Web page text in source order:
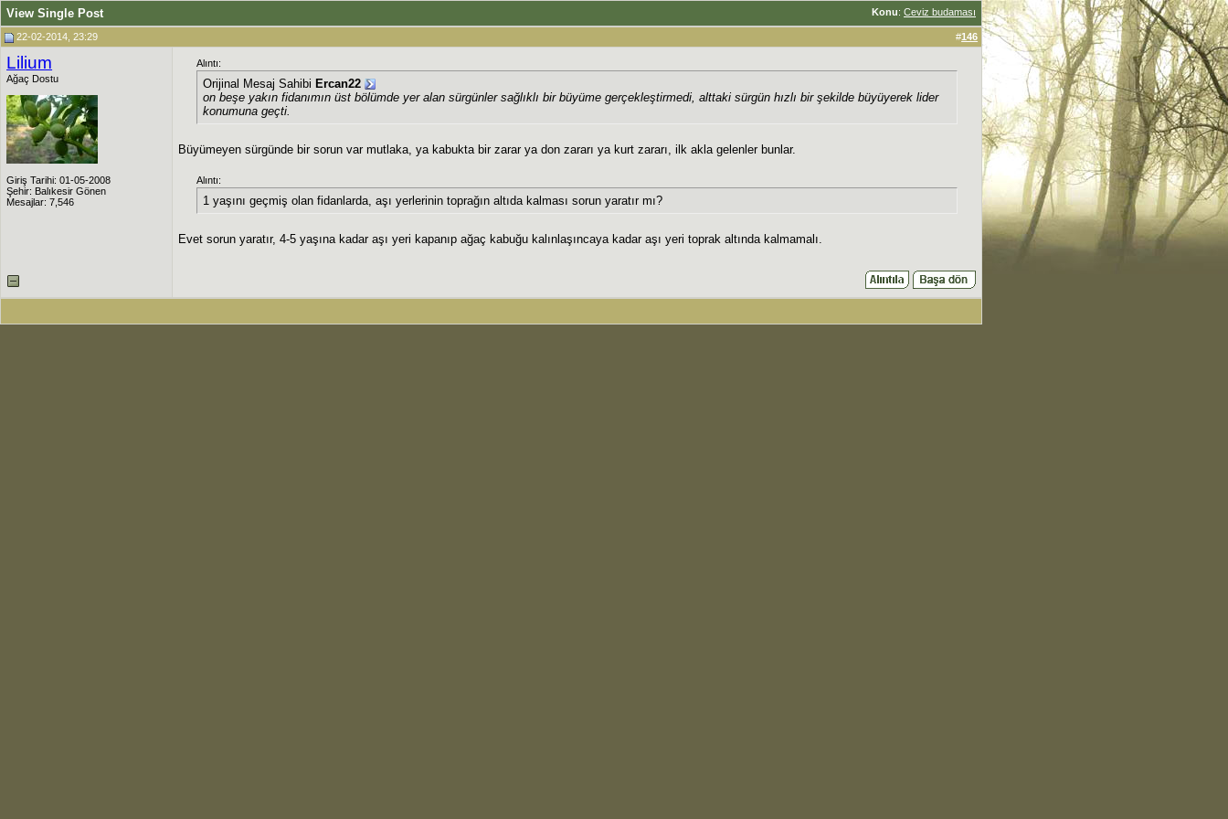
Konu: Ceviz budaması
View Single Post
22-02-2014, 23:29 #146
Lilium
Ağaç Dostu
Giriş Tarihi: 01-05-2008
Şehir: Balıkesir Gönen
Mesajlar: 7,546
Alıntı:
Orijinal Mesaj Sahibi Ercan22
on beşe yakın fidanımın üst bölümde yer alan sürgünler sağlıklı bir büyüme gerçekleştirmedi, alttaki sürgün hızlı bir şekilde büyüyerek lider
konumuna geçti.
Büyümeyen sürgünde bir sorun var mutlaka, ya kabukta bir zarar ya don zararı ya kurt zararı, ilk akla gelenler bunlar.
Alıntı:
1 yaşını geçmiş olan fidanlarda, aşı yerlerinin toprağın altıda kalması sorun yaratır mı?
Evet sorun yaratır, 4-5 yaşına kadar aşı yeri kapanıp ağaç kabuğu kalınlaşıncaya kadar aşı yeri toprak altında kalmamalı.